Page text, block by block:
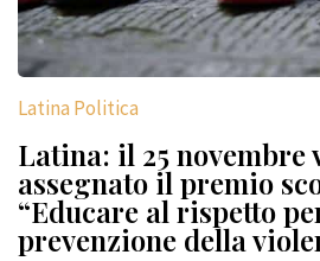
Latina Politica
Latina: il 25 novembre
assegnato il premio
“Educare al rispetto
prevenzione della